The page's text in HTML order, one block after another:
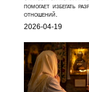
помогает избегать
отношений.
2026-04-19